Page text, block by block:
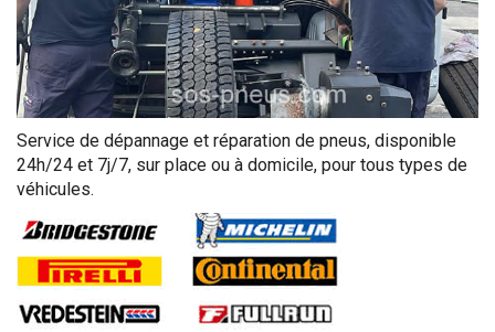
Service de dépannage et réparation de pneus, disponible
24h/24 et 7j/7, sur place ou à domicile, pour tous types de
véhicules.